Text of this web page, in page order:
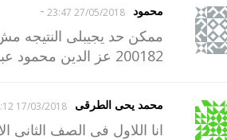
محمود 27/05/2018 23:47
-
ممكن حد يجيبلى النتيجه
200182 عز الدين محمود عبد اللطيف
محمد يحى الطرقى 17/03/2018 14:12
انا اللاول فى الصف الثانى